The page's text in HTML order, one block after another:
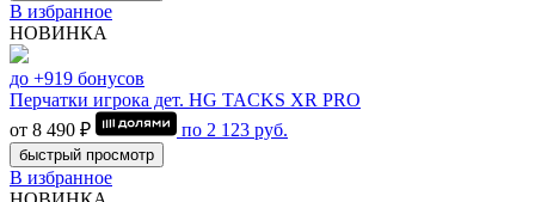
В избранное
НОВИНКА
до +919 бонусов
Перчатки игрока дет. HG TACKS XR PRO
от 8 490 ₽
по 2 123 руб.
быстрый просмотр
В избранное